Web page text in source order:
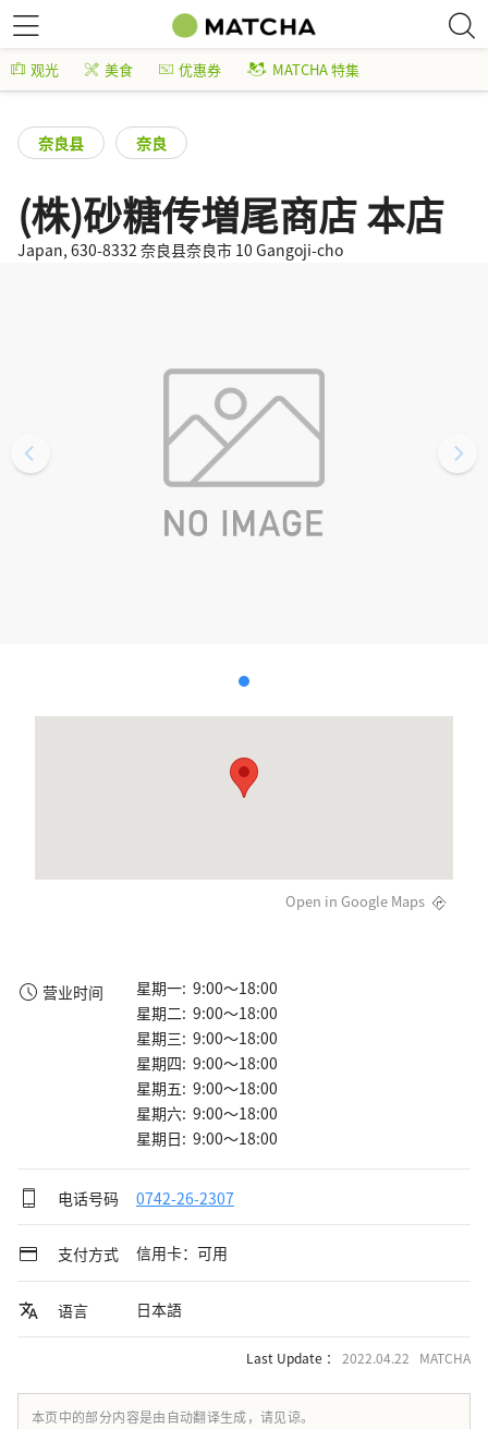
观光 美食 优惠券 MATCHA 特集
奈良县 奈良
(株)砂糖传増尾商店 本店
Japan, 630-8332 奈良县奈良市 10 Gangoji-cho
Open in Google Maps
营业时间
星期一: 9:00～18:00
星期二: 9:00～18:00
星期三: 9:00～18:00
星期四: 9:00～18:00
星期五: 9:00～18:00
星期六: 9:00～18:00
星期日: 9:00～18:00
电话号码 0742-26-2307
支付方式 信用卡：可用
语言 日本語
Last Update ： 2022.04.22 MATCHA
本页中的部分内容是由自动翻译生成，请见谅。